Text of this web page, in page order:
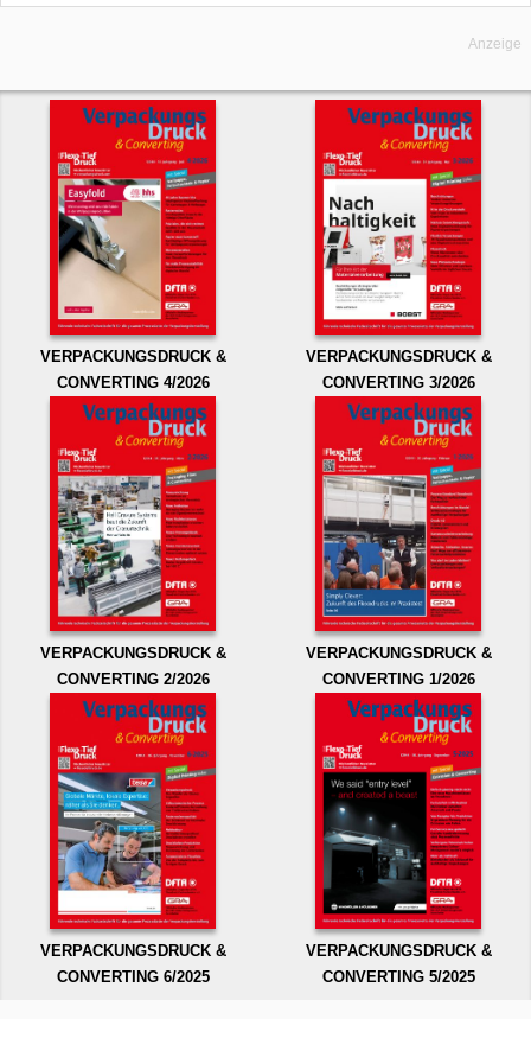
Anzeige
VERPACKUNGSDRUCK &
CONVERTING 4/2026
VERPACKUNGSDRUCK &
CONVERTING 3/2026
VERPACKUNGSDRUCK &
CONVERTING 2/2026
VERPACKUNGSDRUCK &
CONVERTING 1/2026
VERPACKUNGSDRUCK &
CONVERTING 6/2025
VERPACKUNGSDRUCK &
CONVERTING 5/2025